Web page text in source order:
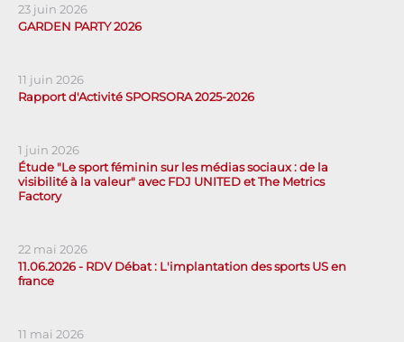
23 juin 2026
GARDEN PARTY 2026
11 juin 2026
Rapport d'Activité SPORSORA 2025-2026
1 juin 2026
Étude "Le sport féminin sur les médias sociaux : de la
visibilité à la valeur" avec FDJ UNITED et The Metrics
Factory
22 mai 2026
11.06.2026 - RDV Débat : L'implantation des sports US en
france
11 mai 2026